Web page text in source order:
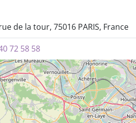
de la tour, 75016 PARIS, France
72 58 58